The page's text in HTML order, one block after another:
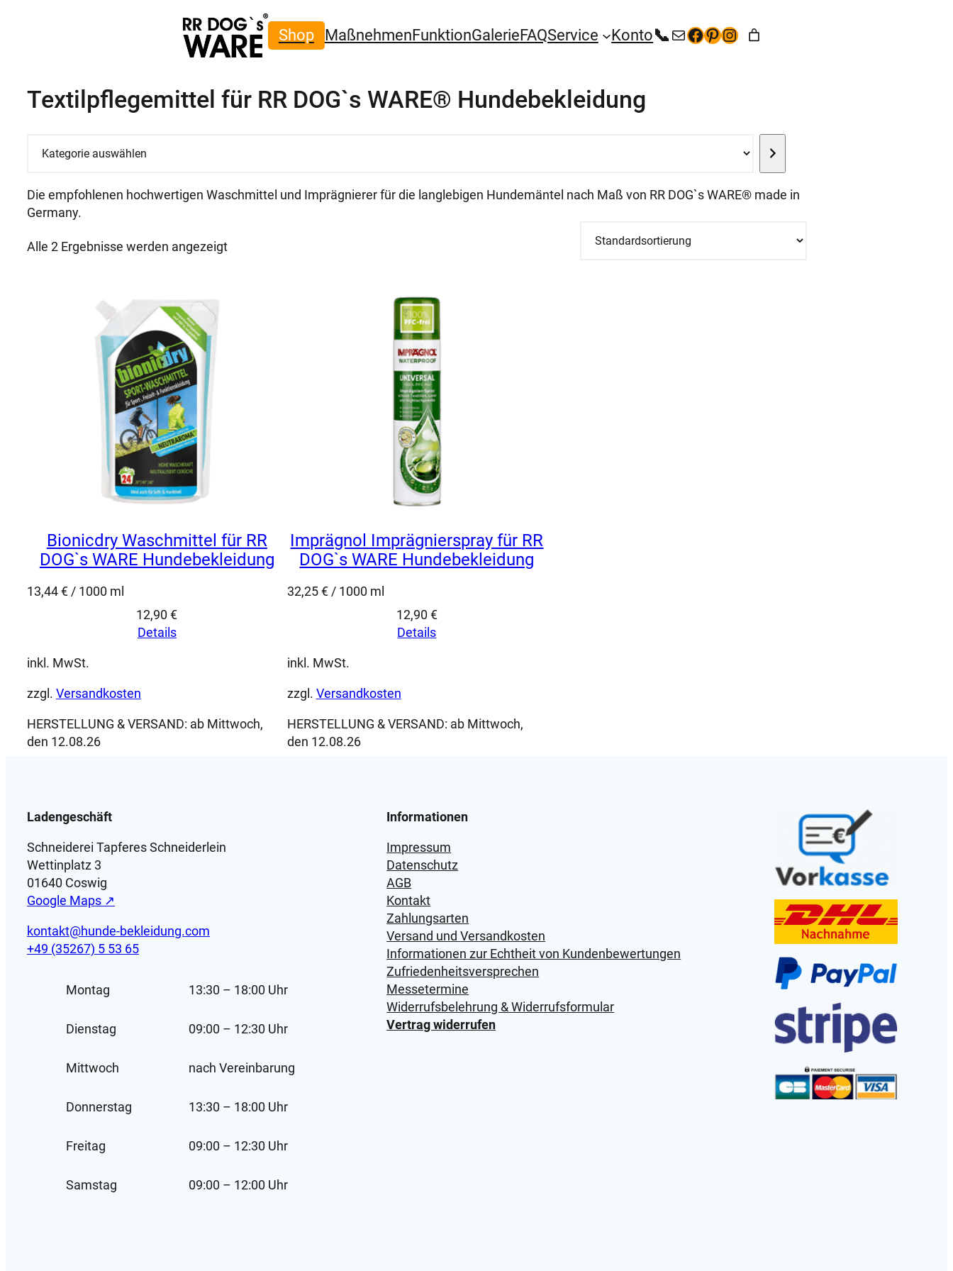
Shop MaßnehmenFunktionGalerieFAQService Konto+49 (35267) 5 53 65kontakt@hunde-bekleidung.com
Facebook
Pinterest
Instagram
Textilpflegemittel für RR DOG`s WARE® Hundebekleidung
auswählen
Die empfohlenen hochwertigen Waschmittel und Imprägnierer für die langlebigen Hundemäntel nach Maß von RR DOG`s WARE® made in
Germany.
Alle 2 Ergebnisse werden angezeigt
Bionicdry Waschmittel für RR
DOG`s WARE Hundebekleidung
13,44€/ 1000 ml
12,90€
Details
inkl. MwSt.
zzgl. Versandkosten
HERSTELLUNG & VERSAND: ab Mittwoch,
den 12.08.26
Imprägnol Imprägnierspray für RR
DOG`s WARE Hundebekleidung
32,25€/ 1000 ml
12,90 €
Details
inkl. MwSt.
zzgl. Versandkosten
HERSTELLUNG & VERSAND: ab Mittwoch,
den 12.08.26
Ladengeschäft
Schneiderei Tapferes Schneiderlein
Wettinplatz 3
01640 Coswig
Google Maps ↗
kontakt@hunde-bekleidung.com
+49 (35267) 5 53 65
Montag 13:30 – 18:00 Uhr
Dienstag 09:00 – 12:30 Uhr
Mittwoch nach Vereinbarung
Donnerstag 13:30 – 18:00 Uhr
Freitag 09:00 – 12:30 Uhr
Samstag 09:00 – 12:00 Uhr
Informationen
Impressum
Datenschutz
AGB
Kontakt
Zahlungsarten
Versand und Versandkosten
Informationen zur Echtheit von Kundenbewertungen
Zufriedenheitsversprechen
Messetermine
Widerrufsbelehrung & Widerrufsformular
Vertrag widerrufen